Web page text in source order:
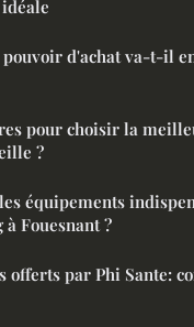
pouvoir d'achat va-t-il
pour choisir la
?
équipements
Fouesnant ?
offerts par Phi Sante: